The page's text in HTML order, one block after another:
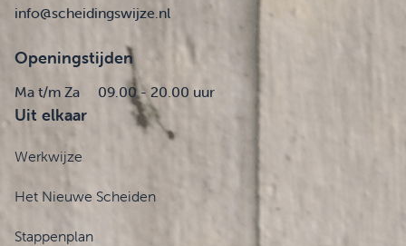
info@scheidingswijze.nl
Openingstijden
Ma t/m Za 09.00 - 20.00 uur
Uit elkaar
Werkwijze
Het Nieuwe Scheiden
Stappenplan